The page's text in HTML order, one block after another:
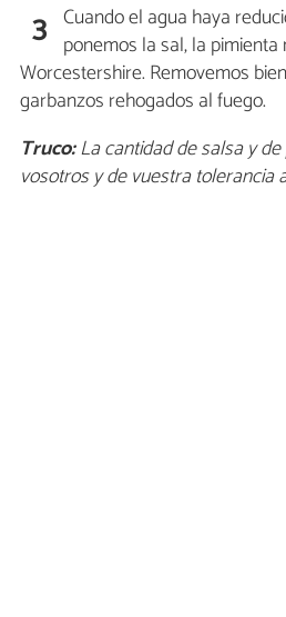
3 Cuando el agua haya
ponemos la sal, la
Worcestershire. Removemos
garbanzos rehogados al fuego.
Truco:La cantidad de salsa y
vosotros y de vuestra tolerancia